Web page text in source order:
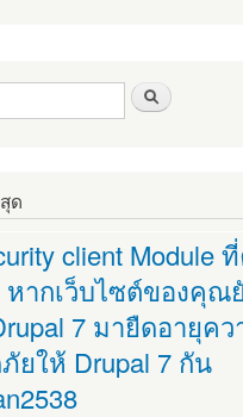
ด
client Module
หากเว็บไซต์ของคุณ
7 มายืดอายุคว
ยให้ Drupal 7 กัน